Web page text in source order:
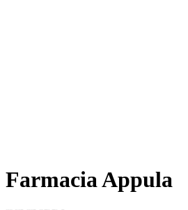
Farmacia Appula